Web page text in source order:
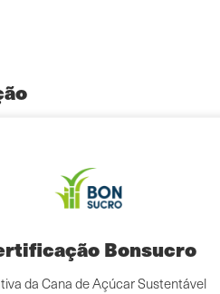
Bonsucro
da Cana de Açúcar Sustentável